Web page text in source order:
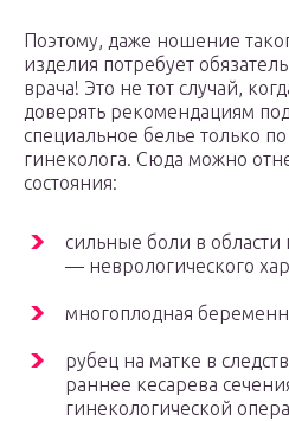
Поэтому, даже ношение
изделия потребует
врача! Это не тот случай,
доверять рекомендациям
специальное белье только
гинеколога. Сюда можно
состояния:
сильные боли в области
— неврологического
многоплодная
рубец на матке в
раннее кесарева
гинекологической